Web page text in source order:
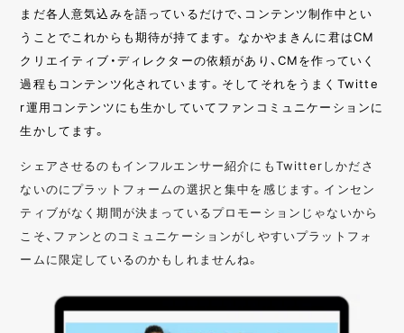
まだ各人意気込みを語っているだけで、コンテンツ制作中とい
うことでこれからも期待が持てます。 なかやまきんに君はCM
クリエイティブ・ディレクターの依頼があり、CMを作っていく
過程もコンテンツ化されています。そしてそれをうまくTwitte
r運用コンテンツにも生かしていてファンコミュニケーションに
生かしてます。
シェアさせるのもインフルエンサー紹介にもTwitterしかださ
ないのにプラットフォームの選択と集中を感じます。インセン
ティブがなく期間が決まっているプロモーションじゃないから
こそ、ファンとのコミュニケーションがしやすいプラットフォ
ームに限定しているのかもしれませんね。